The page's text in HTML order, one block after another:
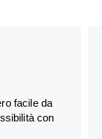
facile da
con